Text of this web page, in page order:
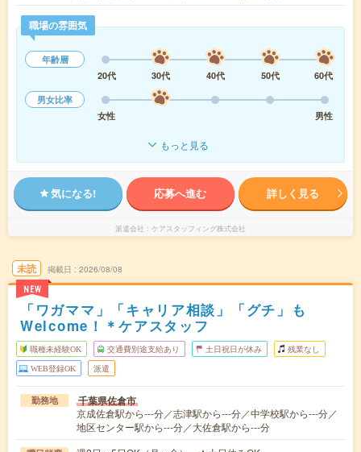
職場の雰囲気
年齢層
20代
30代 40代 50代
60代
男女比率
女性
男性
もっと見る
気になる! 応募へ進む 詳しく見る
派遣会社 ケアスタッフィング株式会社
未読
NEW
掲載日 2026/08/08
「ワガママ」「キャリア相談」「グチ」も
Welcome！＊ケアスタッフ
職種未経験OK 交通費別途支給あり 土日祝日が休み 残業なし
WEB登録OK 派遣
勤務地 千葉県佐倉市
京成佐倉駅から---分／志津駅から---分／中学校駅から---分／
地区センター駅から---分／大佐倉駅から---分